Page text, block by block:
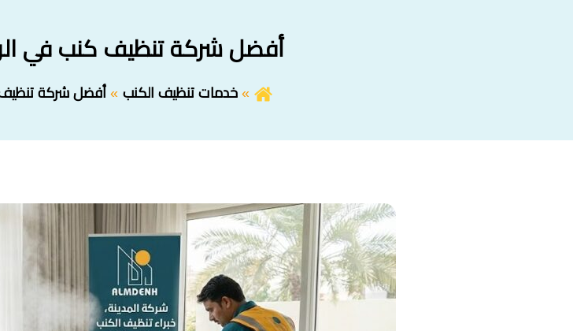
أفضل شركة تنظيف كنب في الرحمانية
خدمات تنظيف الكنب أفضل شركة تنظيف كنب